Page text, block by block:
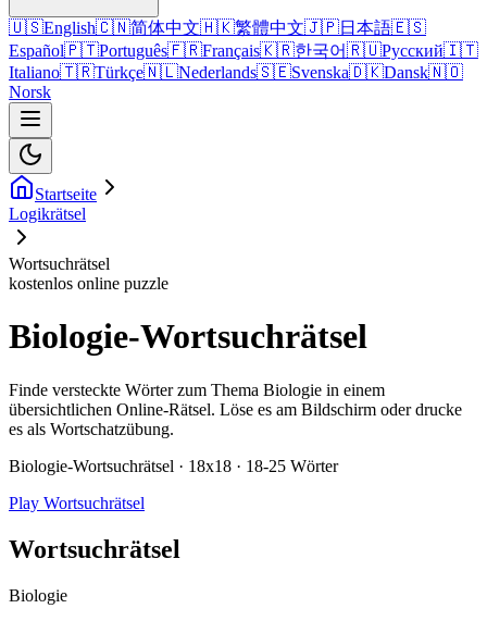
🇺🇸English🇨🇳简体中文🇭🇰繁體中文🇯🇵日本語🇪🇸
Español🇵🇹Português🇫🇷Français🇰🇷한국어🇷🇺Русский🇮🇹
Italiano🇹🇷Türkçe🇳🇱Nederlands🇸🇪Svenska🇩🇰Dansk🇳🇴
Norsk
Startseite
Logikrätsel
Wortsuchrätsel
kostenlos online puzzle
Biologie-Wortsuchrätsel
Finde versteckte Wörter zum Thema Biologie in einem
übersichtlichen Online-Rätsel. Löse es am Bildschirm oder drucke
es als Wortschatzübung.
Biologie-Wortsuchrätsel · 18x18 · 18-25 Wörter
Play Wortsuchrätsel
Wortsuchrätsel
Biologie